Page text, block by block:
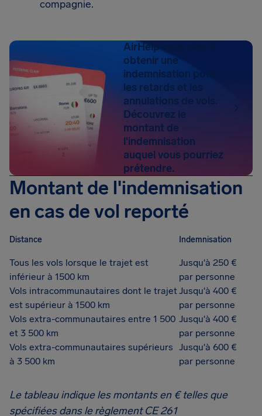
compagnie.
AirHelp vous aide à
obtenir une
indemnisation pour
les retards et les
annulations de vols.
Découvrez le
montant de
l'indemnisation
auquel vous pourriez
prétendre.
Montant de l'indemnisation
en cas de vol reporté
Distance Indemnisation
Tous les vols lorsque le trajet est
inférieur à 1500 km
Jusqu'à 250 €
par personne
Vols intracommunautaires dont le trajet
est supérieur à 1500 km
Jusqu'à 400 €
par personne
Vols extra-communautaires entre 1 500
et 3 500 km
Jusqu'à 400 €
par personne
Vols extra-communautaires supérieurs
à 3 500 km
Jusqu'à 600 €
par personne
Le tableau indique les montants en € telles que
spécifiées dans le règlement CE 261